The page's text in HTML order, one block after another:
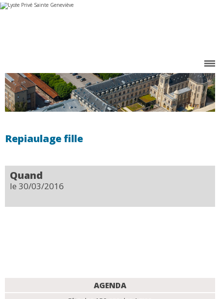
Aller
au
Outils
personnels
Repiaulage fille
Quand
le 30/03/2016
AGENDA